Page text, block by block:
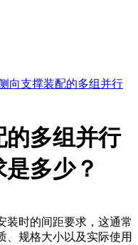
向支撑装配的多组并行
多组并行
多少？
装时的间距要求，这通常
、规格大小以及实际使用